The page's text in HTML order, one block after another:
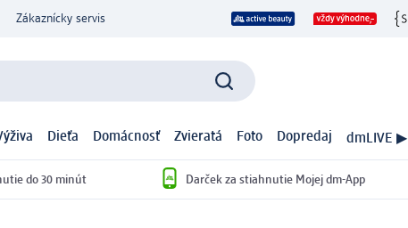
Zákaznícky servis
Dieťa Domácnosť Zvieratá Foto Dopredaj dmLIVE ▶
do 30 minút Darček za stiahnutie Mojej dm-App